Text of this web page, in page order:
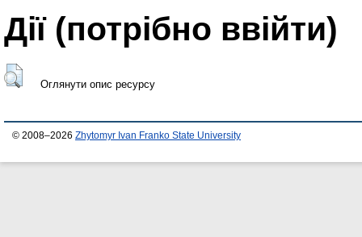
Дії ​​(потрібно ввійти)
Оглянути опис ресурсу
© 2008–2026 Zhytomyr Ivan Franko State University